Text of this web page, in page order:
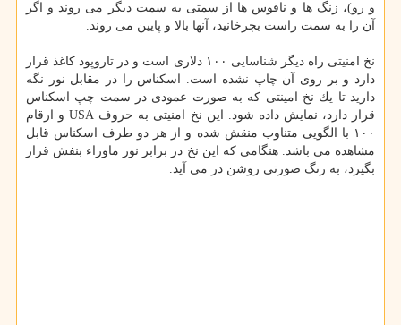
و رو)، زنگ ها و ناقوس ها از سمتی به سمت دیگر می روند و اگر
آن را به سمت راست بچرخانید، آنها بالا و پایین می روند.
نخ امنیتی راه دیگر شناسایی ۱۰۰ دلاری است و در تاروپود كاغذ قرار
دارد و بر روی آن چاپ نشده است. اسكناس را در مقابل نور نگه
دارید تا یك نخ امینتی كه به صورت عمودی در سمت چپ اسكناس
قرار دارد، نمایش داده شود. این نخ امنیتی به حروف USA و ارقام
۱۰۰ با الگویی متناوب منقش شده و از هر دو طرف اسكناس قابل
مشاهده می باشد. هنگامی كه این نخ در برابر نور ماوراء بنفش قرار
بگیرد، به رنگ صورتی روشن در می آید.